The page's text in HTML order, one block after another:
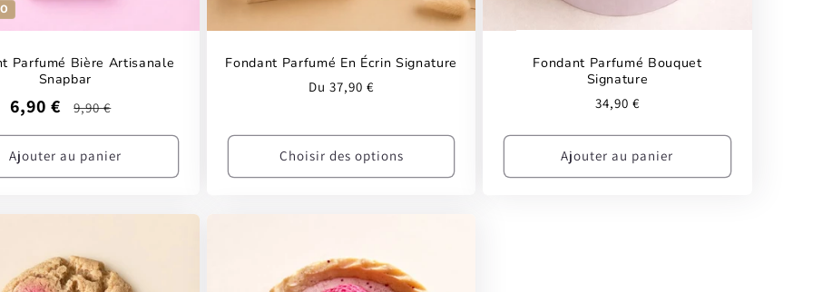
Parfumé Bière Artisanale
Snapbar
Prix
6,90 €
Prix
9,90 €
Ajouter au panier
Fondant Parfumé En Écrin Signature
Prix
Du 37,90 €
Choisir des options
Fondant Parfumé Bouquet
Signature
Prix
34,90 €
Ajouter au panier